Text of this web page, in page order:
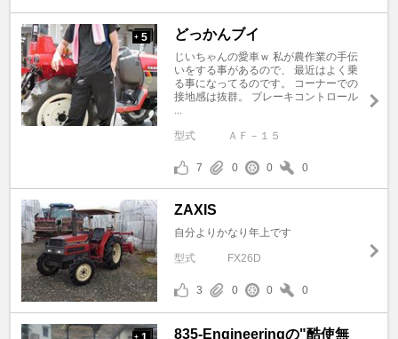
+ 5 どっかんブイ
じいちゃんの愛車ｗ 私が農作業の手伝
いをする事があるので、 最近はよく乗
る事になってるのです。 コーナーでの
接地感は抜群。 ブレーキコントロール
...
型式 ＡＦ－１５
7 0 0 0
ZAXIS
自分よりかなり年上です
型式 FX26D
3 0 0 0
+ 835-Engineeringの"酷使無